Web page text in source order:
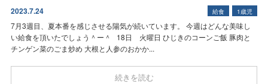
2023.7.24 1歳児
給食
7月3週目、夏本番を感じさせる陽気が続いています。 今週はどんな美味し
い給食を頂いたでしょう＾ー＾ 18日 火曜日 ひじきのコーンご飯 豚肉と
チンゲン菜のごま炒め 大根と人参のおかか...
続きを読む